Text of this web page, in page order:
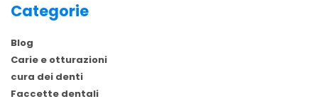
Categorie
Blog
Carie e otturazioni
cura dei denti
Faccette dentali